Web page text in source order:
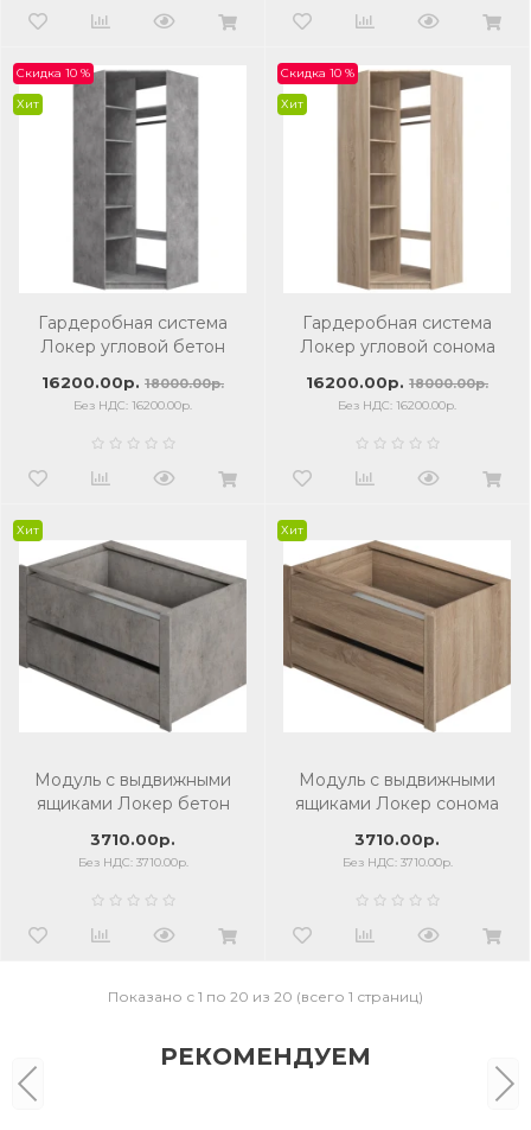
Скидка 10 %
Хит
Гардеробная система
Локер угловой бетон
16200.00р. 18000.00р.
Без НДС: 16200.00р.
Скидка 10 %
Хит
Гардеробная система
Локер угловой сонома
16200.00р. 18000.00р.
Без НДС: 16200.00р.
Хит
Модуль с выдвижными
ящиками Локер бетон
3710.00р.
Без НДС: 3710.00р.
Хит
Модуль с выдвижными
ящиками Локер сонома
3710.00р.
Без НДС: 3710.00р.
Показано с 1 по 20 из 20 (всего 1 страниц)
РЕКОМЕНДУЕМ